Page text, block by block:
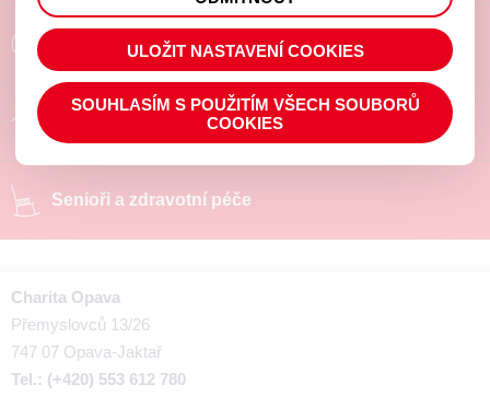
Poradíme a pomůžeme
Chráněné pracoviště
Senioři a zdravotní péče
Charita Opava
Přemyslovců 13/26
747 07 Opava-Jaktař
Tel.: (+420) 553 612 780
prohlížené zboží apod.
ULOŽIT NASTAVENÍ COOKIES
SOUHLASÍM S POUŽITÍM VŠECH SOUBORŮ
COOKIES